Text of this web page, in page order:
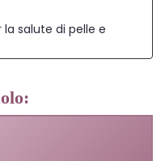
salute di pelle e